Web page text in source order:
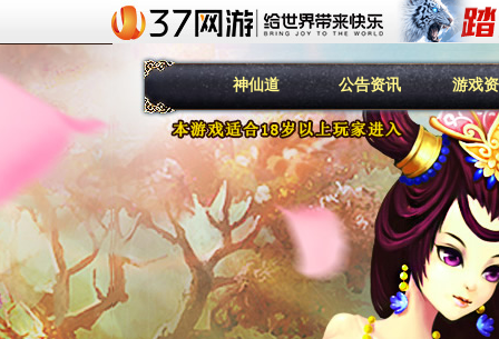
神仙道 公告资讯 游戏